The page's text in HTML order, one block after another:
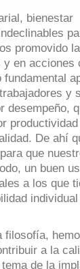
bienestar
promovido
en acciones
y
desempeño,
De ahí
que
un buen
a los que
filosofía,
a la
de la